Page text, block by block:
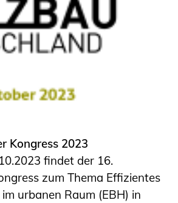
Kongress 2023
findet der 16.
zum Thema Effizientes
urbanen Raum (EBH) in